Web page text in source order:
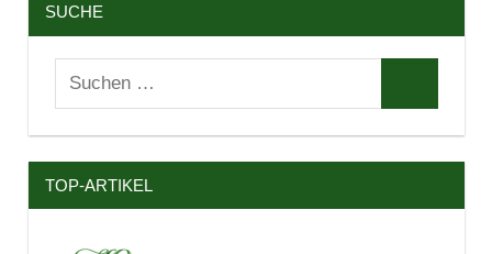
SUCHE
Suchen
TOP-ARTIKEL